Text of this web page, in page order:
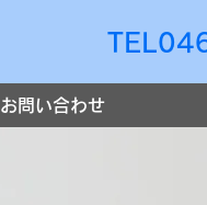
お問い合わせ